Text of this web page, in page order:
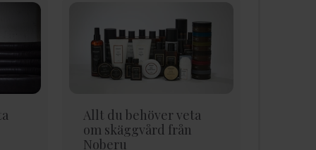
Allt du behöver veta
om skäggvård från
Noberu